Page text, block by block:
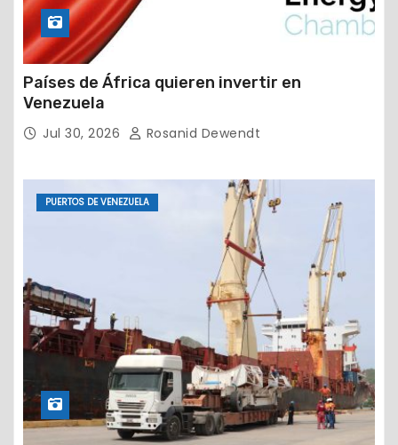
Países de África quieren invertir en
Venezuela
Jul 30, 2026 Rosanid Dewendt
PUERTOS DE VENEZUELA